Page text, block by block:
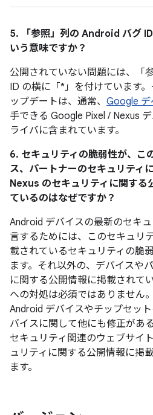
5. 「参照」 列の Android バグ
いう意味ですか？
公開されていない問題には、「
ID の横に「*」を付けています
ップデートは、通常、 Google デ
手できる Google Pixel / Nexus
ライバに含まれています。
6. セキュリティの脆弱性が、こ
ス、パートナーのセキュリティ
Nexus のセキュリティに関する
ているのはなぜですか？
Android デバイスの最新のセキ
言するためには、このセキュリ
載されているセキュリティの脆
ます。それ以外の、デバイスや
に関する公開情報に掲載されて
への対処は必須ではありません。
Android デバイスやチップセッ
バイスに関して他にも修正があ
セキュリティ関連のウェブサイ
ュリティに関する公開情報に掲
ます。